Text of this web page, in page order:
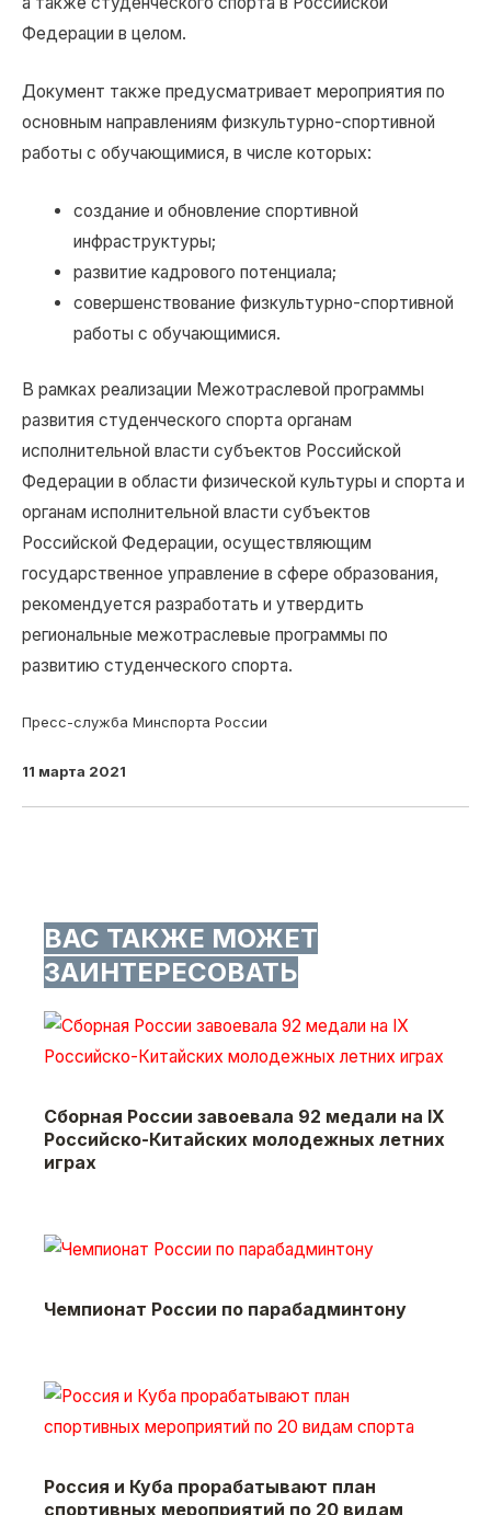
Федерации в целом.
Документ также предусматривает мероприятия по
основным направлениям физкультурно-спортивной
работы с обучающимися, в числе которых:
создание и обновление спортивной
инфраструктуры;
развитие кадрового потенциала;
совершенствование физкультурно-спортивной
работы с обучающимися.
В рамках реализации Межотраслевой программы
развития студенческого спорта органам
исполнительной власти субъектов Российской
Федерации в области физической культуры и спорта и
органам исполнительной власти субъектов
Российской Федерации, осуществляющим
государственное управление в сфере образования,
рекомендуется разработать и утвердить
региональные межотраслевые программы по
развитию студенческого спорта.
Пресс-служба Минспорта России
11 марта 2021
ВАС ТАКЖЕ МОЖЕТ
ЗАИНТЕРЕСОВАТЬ
Сборная России завоевала 92 медали на IX
Российско-Китайских молодежных летних
играх
Чемпионат России по парабадминтону
Россия и Куба прорабатывают план
спортивных мероприятий по 20 видам